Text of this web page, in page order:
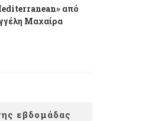
από
Μαχαίρα
εβδομάδας